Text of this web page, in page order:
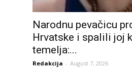
Narodnu pevačicu
Hrvatske i spalili joj
temelja:...
Redakcija - August 7, 2026